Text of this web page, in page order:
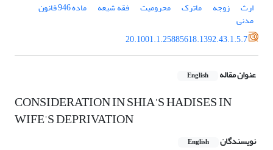
ارث
زوجه ماترک محرومیت فقه شیعه ماده 946 قانون
مدنی
20.1001.1.25885618.1392.43.1.5.7
عنوان مقاله English
CONSIDERATION IN SHIA'S HADISES IN
WIFE'S DEPRIVATION
نویسندگان English